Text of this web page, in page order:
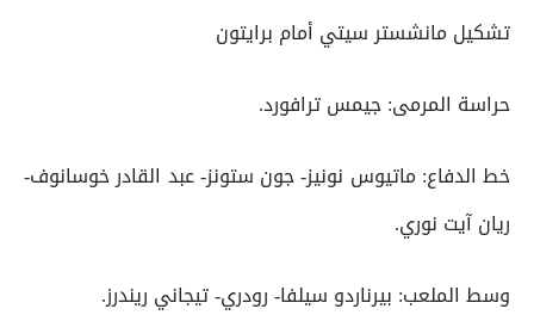
تشكيل مانشستر سيتي أمام برايتون
حراسة المرمى: جيمس ترافورد.
خط الدفاع: ماتيوس نونيز- جون ستونز- عبد القادر خوسانوف-
ريان آيت نوري.
وسط الملعب: بيرناردو سيلفا- رودري- تيجاني ريندرز.